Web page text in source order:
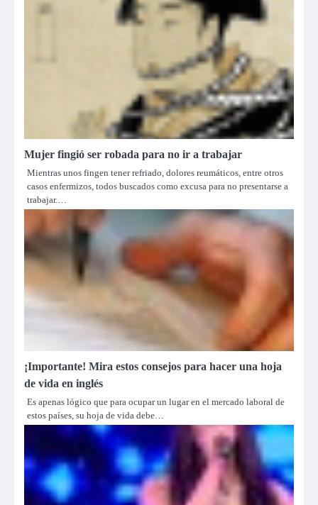
Mujer fingió ser robada para no ir a trabajar
Mientras unos fingen tener refriado, dolores reumáticos, entre otros
casos enfermizos, todos buscados como excusa para no presentarse a
trabajar.…
¡Importante! Mira estos consejos para hacer una hoja
de vida en inglés
Es apenas lógico que para ocupar un lugar en el mercado laboral de
estos países, su hoja de vida debe…